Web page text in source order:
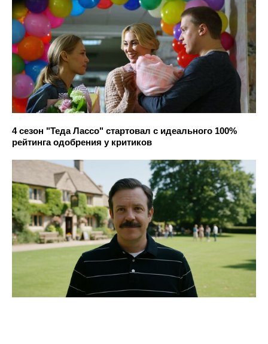
4 сезон "Теда Лассо" стартовал с идеального 100%
рейтинга одобрения у критиков